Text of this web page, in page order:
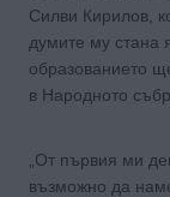
Силви Кирилов,
думите му стана
образованието
в Народното
„От първия ми
възможно да